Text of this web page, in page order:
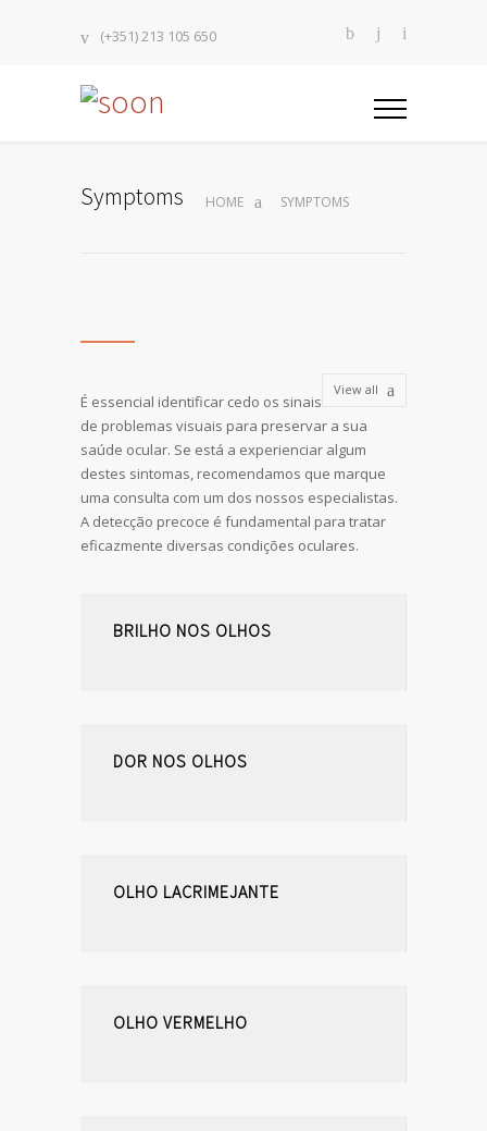
(+351) 213 105 650
Symptoms HOME SYMPTOMS
View all
É essencial identificar cedo os sinais
de problemas visuais para preservar a sua
saúde ocular. Se está a experienciar algum
destes sintomas, recomendamos que marque
uma consulta com um dos nossos especialistas.
A detecção precoce é fundamental para tratar
eficazmente diversas condições oculares.
BRILHO NOS OLHOS
DOR NOS OLHOS
OLHO LACRIMEJANTE
OLHO VERMELHO